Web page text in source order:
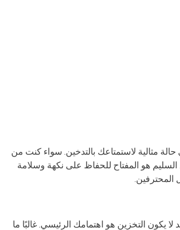
مثالية لاستمتاعك بالتدخين. سواء كنت من
السليم هو المفتاح للحفاظ على نكهة وسلامة
المحترفين.
يكون التخزين هو اهتمامك الرئيسي. غالبًا ما